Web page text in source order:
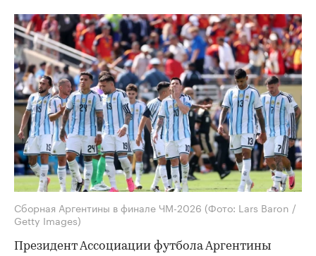
Сборная Аргентины в финале ЧМ-2026 (Фото: Lars Baron /
Getty Images)
Президент Ассоциации футбола Аргентины